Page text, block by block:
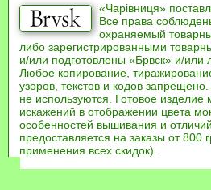
«Чарівниця»
Все права
охраняемый
либо зарегистрированными
и/или подготовлены «Брвск» и/
Любое копирование,
узоров, текстов и кодов
не используются. Готовое изделие
искажений в отображении цвета
особенностей вышивания и
предоставляется на заказы от
применения всех скидок).